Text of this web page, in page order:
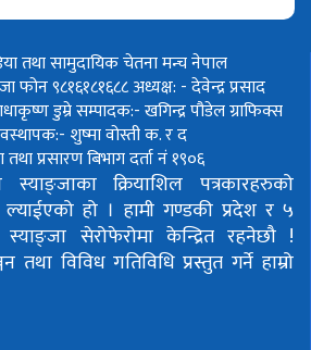
तथा सामुदायिक चेतना मन्च नेपाल
फोन ९८१६१८१६८८अध्यक्ष: - देवेन्द्र प्रसाद
डुम्रेसम्पादक:- खगिन्द्र पौडेलग्राफिक्स
शुष्मा वोस्तीक. र द
प्रसारण बिभाग दर्ता नं १९०६
क्रियाशिल पत्रकारहरुको
ल्याईएको हो । हामी गण्डकी प्रदेश र ५
सेरोफेरोमा केन्द्रित रहनेछौ !
तथा विविध गतिविधि प्रस्तुत गर्ने हाम्रो